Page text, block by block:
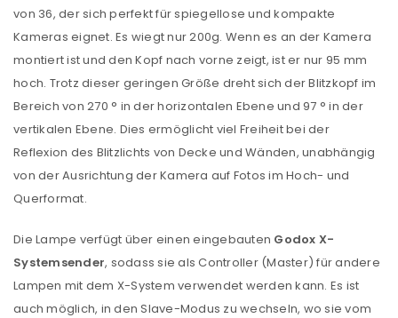
von 36, der sich perfekt für spiegellose und kompakte
Kameras eignet. Es wiegt nur 200g. Wenn es an der Kamera
montiert ist und den Kopf nach vorne zeigt, ist er nur 95 mm
hoch. Trotz dieser geringen Größe dreht sich der Blitzkopf im
Bereich von 270 ° in der horizontalen Ebene und 97 ° in der
vertikalen Ebene. Dies ermöglicht viel Freiheit bei der
Reflexion des Blitzlichts von Decke und Wänden, unabhängig
von der Ausrichtung der Kamera auf Fotos im Hoch- und
Querformat.
Die Lampe verfügt über einen eingebauten Godox X-
Systemsender, sodass sie als Controller (Master) für andere
Lampen mit dem X-System verwendet werden kann. Es ist
auch möglich, in den Slave-Modus zu wechseln, wo sie vom